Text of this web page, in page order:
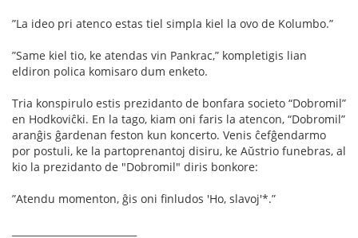
”La ideo pri atenco estas tiel simpla kiel la ovo de Kolumbo.”
”Same kiel tio, ke atendas vin Pankrac,” kompletigis lian
eldiron polica komisaro dum enketo.
Tria konspirulo estis prezidanto de bonfara societo “Dobromil”
en Hodkoviĉki. En la tago, kiam oni faris la atencon, “Dobromil”
aranĝis ĝardenan feston kun koncerto. Venis ĉefĝendarmo
por postuli, ke la partoprenantoj disiru, ke Aŭstrio funebras, al
kio la prezidanto de "Dobromil" diris bonkore:
”Atendu momenton, ĝis oni ﬁnludos 'Ho, slavoj'*.”